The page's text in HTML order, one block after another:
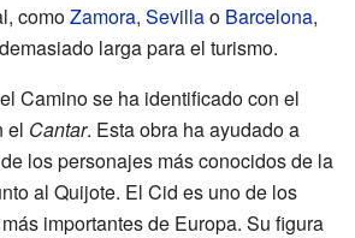
comoZamora, Sevillao Barcelona,
larga para el turismo.
Camino se ha identificado con el
el Cantar. Esta obra ha ayudado a
los personajes más conocidos de la
al Quijote. El Cid es uno de los
importantes de Europa. Su figura